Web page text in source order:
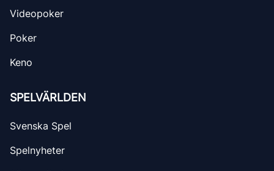
Videopoker
Poker
Keno
SPELVÄRLDEN
Svenska Spel
Spelnyheter